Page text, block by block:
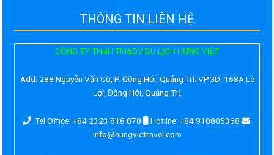
THÔNG TIN LIÊN HỆ
CÔNG TY TNHH TM&DV DU LỊCH HƯNG VIỆT
Add: 288 Nguyễn Văn Cừ, P. Đồng Hới, Quảng Trị. VPGD: 168A Lê
Lợi, Đồng Hới, Quảng Trị.
Tel Office: +84 2323 818 878
Hotline: +84 918805368
info@hungvietravel.com